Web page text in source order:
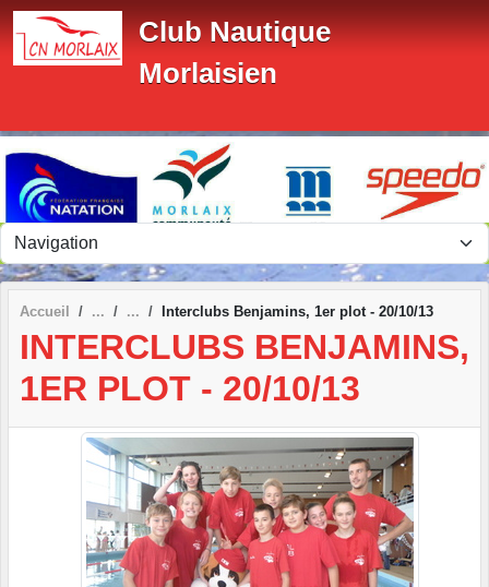
Club Nautique
Morlaisien
Accueil Interclubs Benjamins, 1er plot - 20/10/13
INTERCLUBS BENJAMINS,
1ER PLOT - 20/10/13
Panneau de gestion des cookies